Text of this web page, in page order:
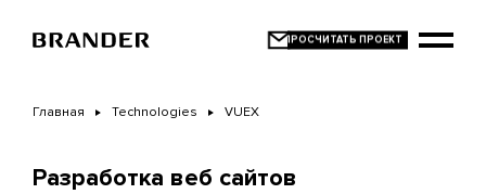
основному
Главная Technologies VUEX
Разработка веб сайтов